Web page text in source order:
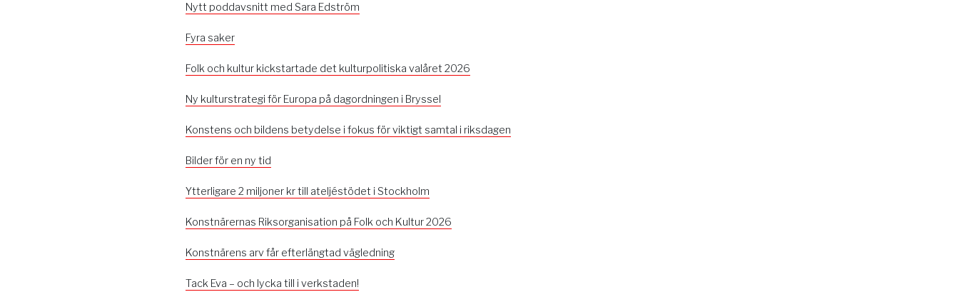
Nytt poddavsnitt med Sara Edström
Fyra saker
Folk och kultur kickstartade det kulturpolitiska valåret 2026
Ny kulturstrategi för Europa på dagordningen i Bryssel
Konstens och bildens betydelse i fokus för viktigt samtal i riksdagen
Bilder för en ny tid
Ytterligare 2 miljoner kr till ateljéstödet i Stockholm
Konstnärernas Riksorganisation på Folk och Kultur 2026
Konstnärens arv får efterlängtad vägledning
Tack Eva – och lycka till i verkstaden!